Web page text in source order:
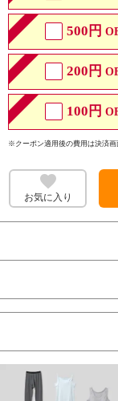
500円
200円
100円
※クーポン適用後の費用は決済画
お気に入り